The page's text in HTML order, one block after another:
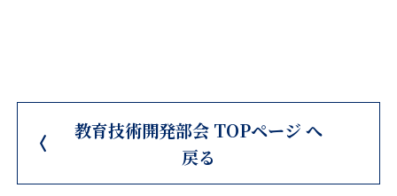
教育技術開発部会 TOPページ へ
戻る